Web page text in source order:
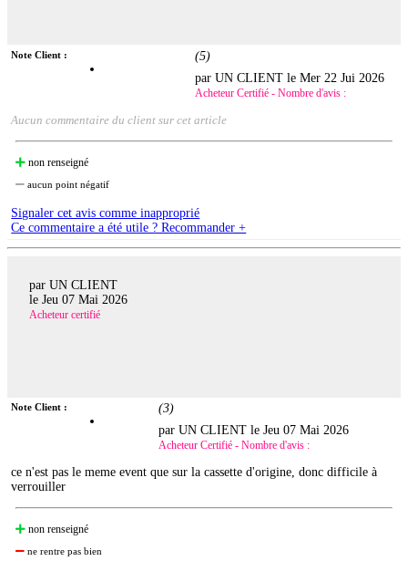
Note Client : (5)
par UN CLIENT leMer 22 Jui 2026
Acheteur Certifié - Nombre d'avis :
Aucun commentaire du client sur cet article
non renseigné
aucun point négatif
Signaler cet avis comme inapproprié
Ce commentaire a été utile ? Recommander +
par UN CLIENT
le Jeu 07 Mai 2026
Acheteur certifié
Note Client : (3)
par UN CLIENT leJeu 07 Mai 2026
Acheteur Certifié - Nombre d'avis :
ce n'est pas le meme event que sur la cassette d'origine, donc difficile à
verrouiller
non renseigné
ne rentre pas bien